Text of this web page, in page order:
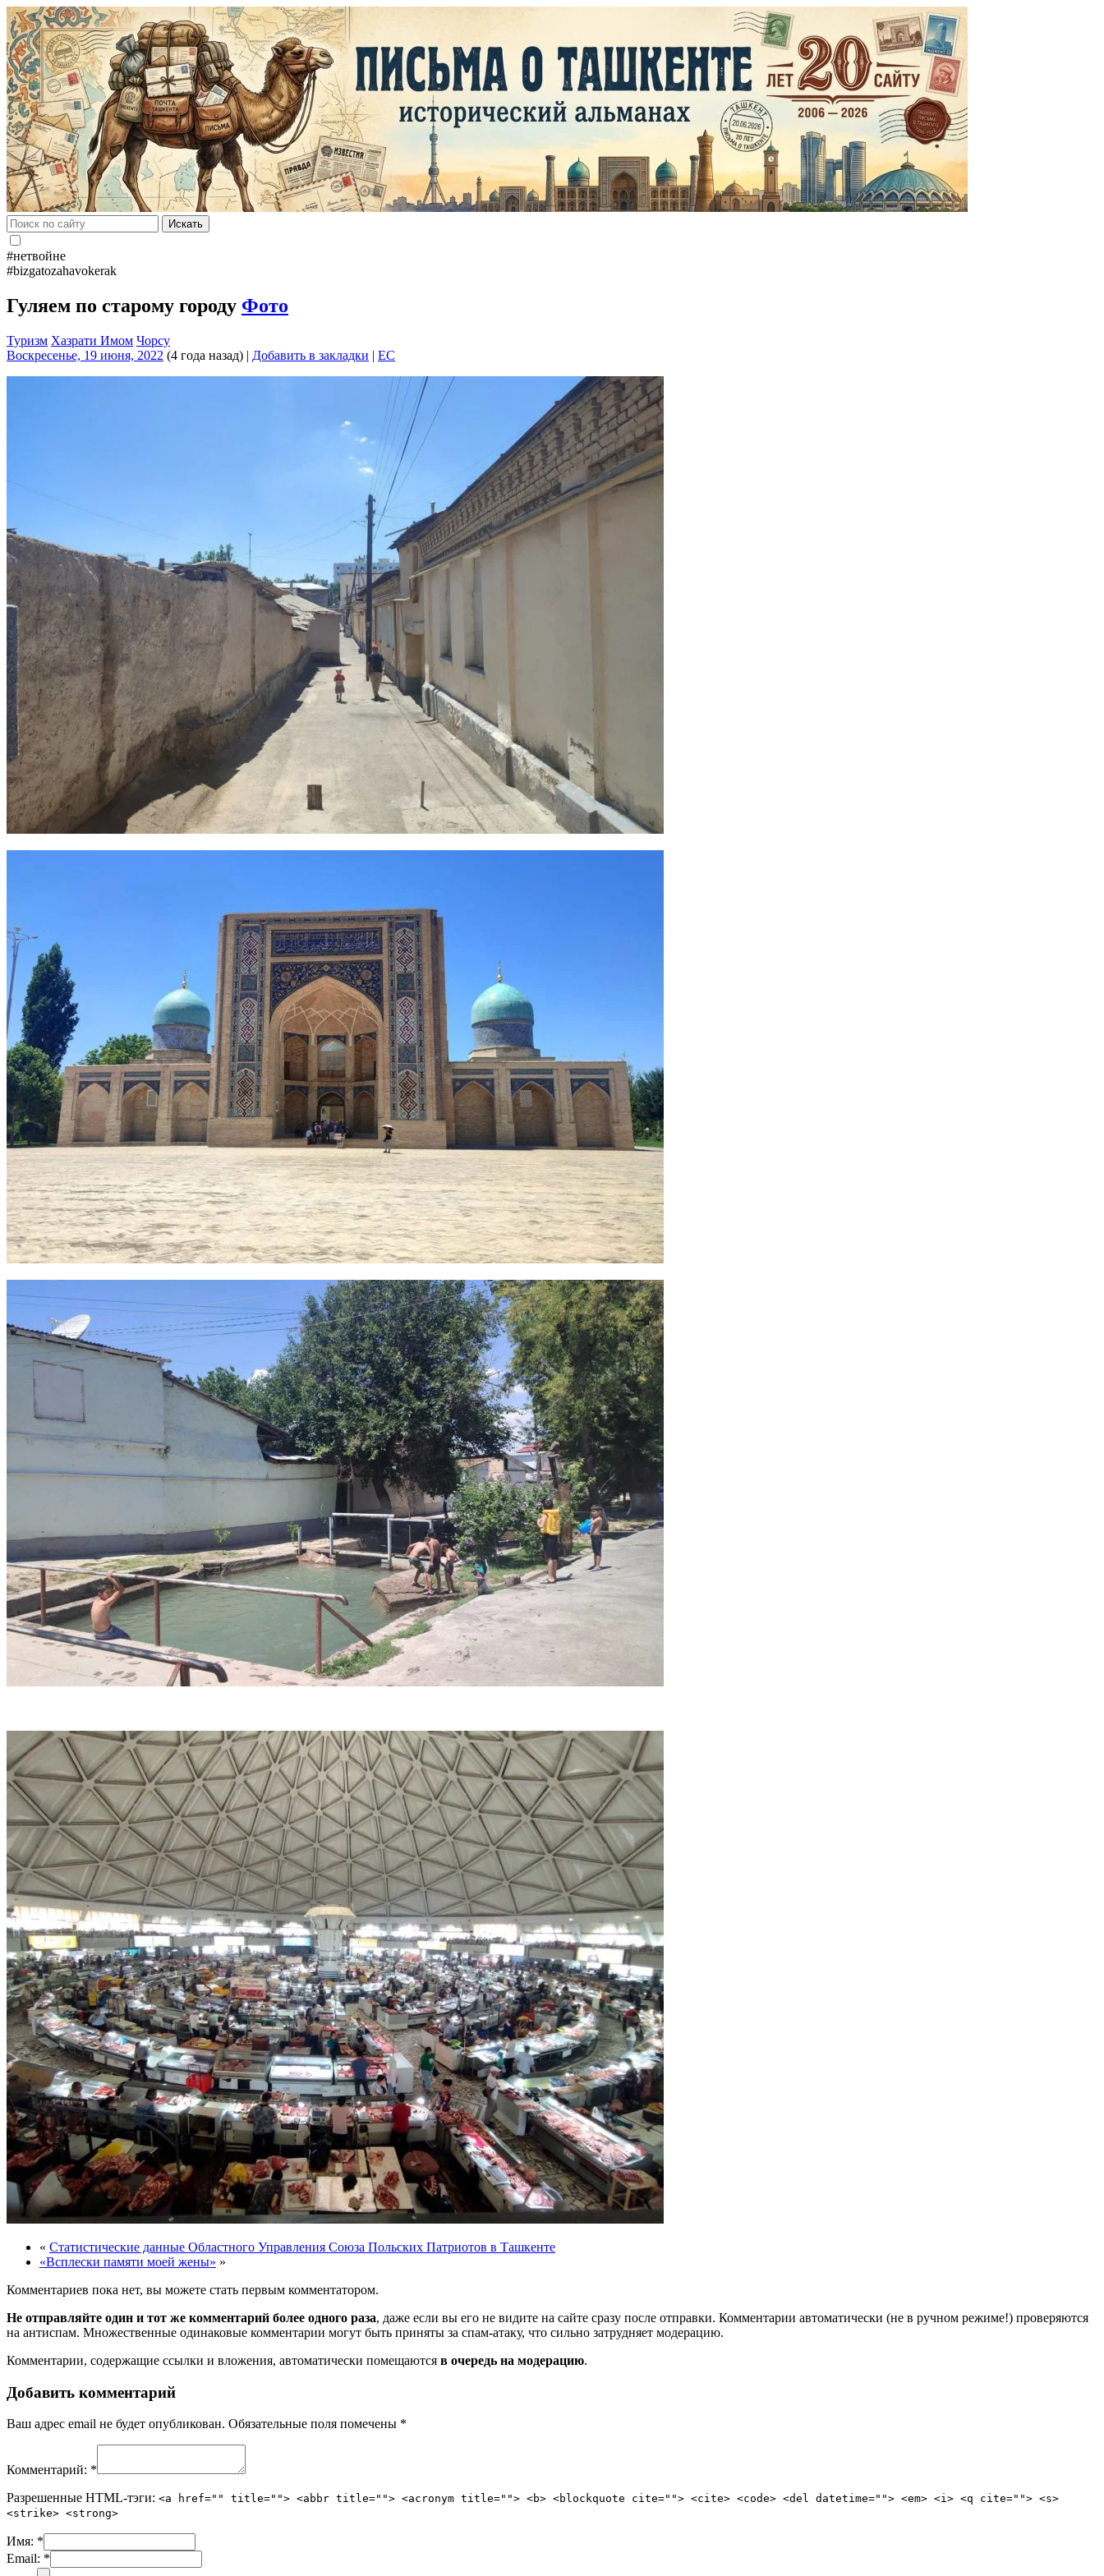
Искать
#нетвойне
#bizgatozahavokerak
Гуляем по старому городу Фото
Туризм Хазрати Имом Чорсу
Воскресенье, 19 июня, 2022 (4 года назад) | Добавить в закладки | EC
« Статистические данные Областного Управления Союза Польских Патриотов в Ташкенте
«Всплески памяти моей жены» »
Комментариев пока нет, вы можете стать первым комментатором.
Не отправляйте один и тот же комментарий более одного раза, даже если вы его не видите на сайте сразу после отправки. Комментарии автоматически (не в ручном режиме!) проверяются
на антиспам. Множественные одинаковые комментарии могут быть приняты за спам-атаку, что сильно затрудняет модерацию.
Комментарии, содержащие ссылки и вложения, автоматически помещаются в очередь на модерацию.
Добавить комментарий
Ваш адрес email не будет опубликован. Обязательные поля помечены *
Комментарий: *
Разрешенные HTML-тэги: <a href="" title=""> <abbr title=""> <acronym title=""> <b> <blockquote cite=""> <cite> <code> <del datetime=""> <em> <i> <q cite=""> <s>
<strike> <strong>
Имя: *
Email: *